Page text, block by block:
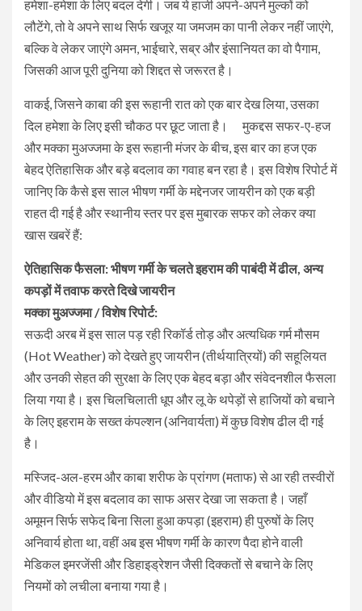
हमेशा-हमेशा के लिए बदल देगी। जब ये हाजी अपने-अपने मुल्कों को
लौटेंगे, तो वे अपने साथ सिर्फ खजूर या जमजम का पानी लेकर नहीं जाएंगे,
बल्कि वे लेकर जाएंगे अमन, भाईचारे, सब्र और इंसानियत का वो पैगाम,
जिसकी आज पूरी दुनिया को शिद्दत से जरूरत है।
​वाकई, जिसने काबा की इस रूहानी रात को एक बार देख लिया, उसका
दिल हमेशा के लिए इसी चौकठ पर छूट जाता है। मुकद्दस सफर-ए-हज
और मक्का मुअज्जमा के इस रूहानी मंजर के बीच, इस बार का हज एक
बेहद ऐतिहासिक और बड़े बदलाव का गवाह बन रहा है। इस विशेष रिपोर्ट में
जानिए कि कैसे इस साल भीषण गर्मी के मद्देनजर जायरीन को एक बड़ी
राहत दी गई है और स्थानीय स्तर पर इस मुबारक सफर को लेकर क्या
खास खबरें हैं:
​ऐतिहासिक फैसला: भीषण गर्मी के चलते इहराम की पाबंदी में ढील, अन्य
कपड़ों में तवाफ करते दिखे जायरीन
​मक्का मुअज्जमा / विशेष रिपोर्ट:
सऊदी अरब में इस साल पड़ रही रिकॉर्ड तोड़ और अत्यधिक गर्म मौसम
(Hot Weather) को देखते हुए जायरीन (तीर्थयात्रियों) की सहूलियत
और उनकी सेहत की सुरक्षा के लिए एक बेहद बड़ा और संवेदनशील फैसला
लिया गया है। इस चिलचिलाती धूप और लू के थपेड़ों से हाजियों को बचाने
के लिए इहराम के सख्त कंपल्शन (अनिवार्यता) में कुछ विशेष ढील दी गई
है।
​मस्जिद-अल-हरम और काबा शरीफ के प्रांगण (मताफ) से आ रही तस्वीरों
और वीडियो में इस बदलाव का साफ असर देखा जा सकता है। जहाँ
अमूमन सिर्फ सफेद बिना सिला हुआ कपड़ा (इहराम) ही पुरुषों के लिए
अनिवार्य होता था, वहीं अब इस भीषण गर्मी के कारण पैदा होने वाली
मेडिकल इमरजेंसी और डिहाइड्रेशन जैसी दिक्कतों से बचाने के लिए
नियमों को लचीला बनाया गया है।